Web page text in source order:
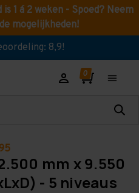
1 á 2 weken - Spoed? Neem
mogelijkheden!
8,9!
mm x 9.550
- 5 niveaus